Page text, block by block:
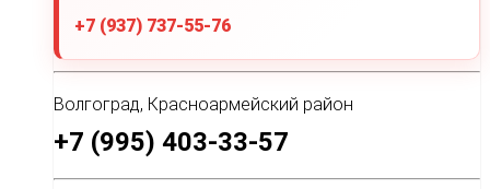
+7 (937) 737-55-76
Волгоград, Красноармейский район
+7 (995) 403-33-57